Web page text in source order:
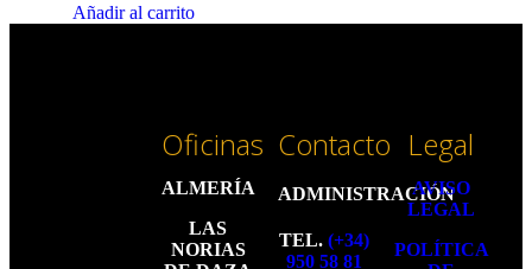
Añadir al carrito
Oficinas
ALMERÍA
LAS
NORIAS
Contacto
ADMINISTRACIÓN
TEL. (+34)
950 58 81
Legal
AVISO
LEGAL
POLÍTICA